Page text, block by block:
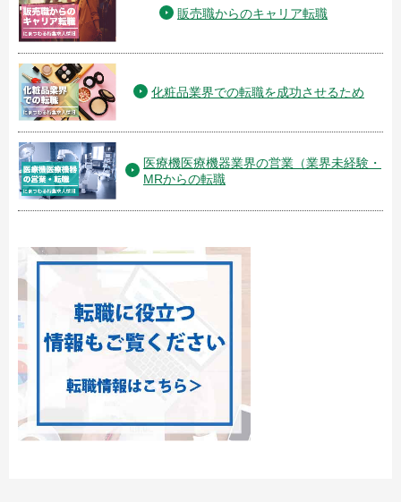
販売職からのキャリア転職
化粧品業界での転職を成功させるため
医療機医療機器業界の営業（業界未経験・
MRからの転職